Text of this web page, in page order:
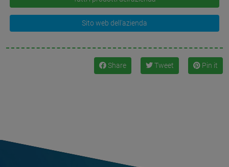
Sito web dell'azienda
Share Tweet Pin it